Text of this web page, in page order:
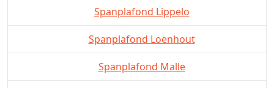
Spanplafond Lippelo
Spanplafond Loenhout
Spanplafond Malle